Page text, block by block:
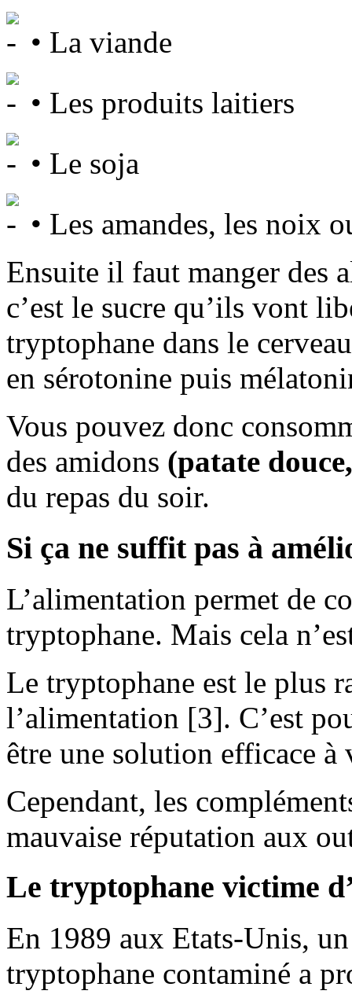
• La viande
• Les produits laitiers
• Le soja
• Les amandes, les noix
Ensuite il faut manger des
c’est le sucre qu’ils vont
tryptophane dans le
en sérotonine puis
Vous pouvez donc
des amidons (patate
du repas du soir.
Si ça ne suffit pas à
L’alimentation permet de
tryptophane. Mais cela
Le tryptophane est le plus
l’alimentation [3]. C’est
être une solution efficace
Cependant, les
mauvaise réputation aux
Le tryptophane victime
En 1989 aux Etats-Unis,
tryptophane contaminé a